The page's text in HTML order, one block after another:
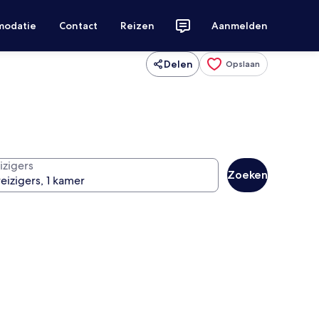
Contact Reizen Aanmelden
Delen Opslaan
Zoeken